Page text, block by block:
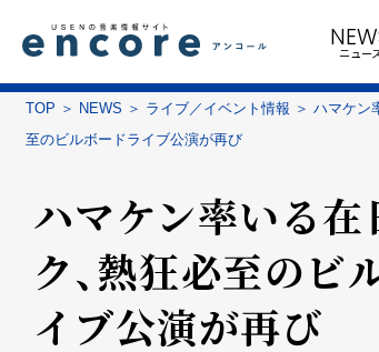
ニュー
TOP NEWS ライブ／イベント情報
ハマケン
至のビルボードライブ公演が再び
ハマケン率いる在
ク、熱狂必至のビ
イブ公演が再び